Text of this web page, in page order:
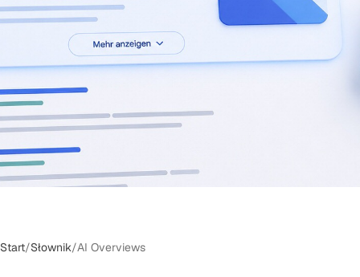
Start/Słownik/AI Overviews